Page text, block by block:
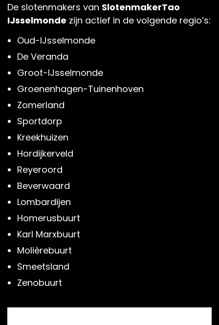
De slotenmakers van SlotenmakerTao
IJsselmonde zijn actief in de volgende regio’s:
Oud-IJsselmonde
De Veranda
Groot-IJsselmonde
Groenenhagen-Tuinenhoven
Zomerland
Sportdorp
Kreekhuizen
Hordijkerveld
Reyeroord
Beverwaard
Lombardijen
Homerusbuurt
Karl Marxbuurt
Molièrebuurt
Smeetsland
Zenobuurt